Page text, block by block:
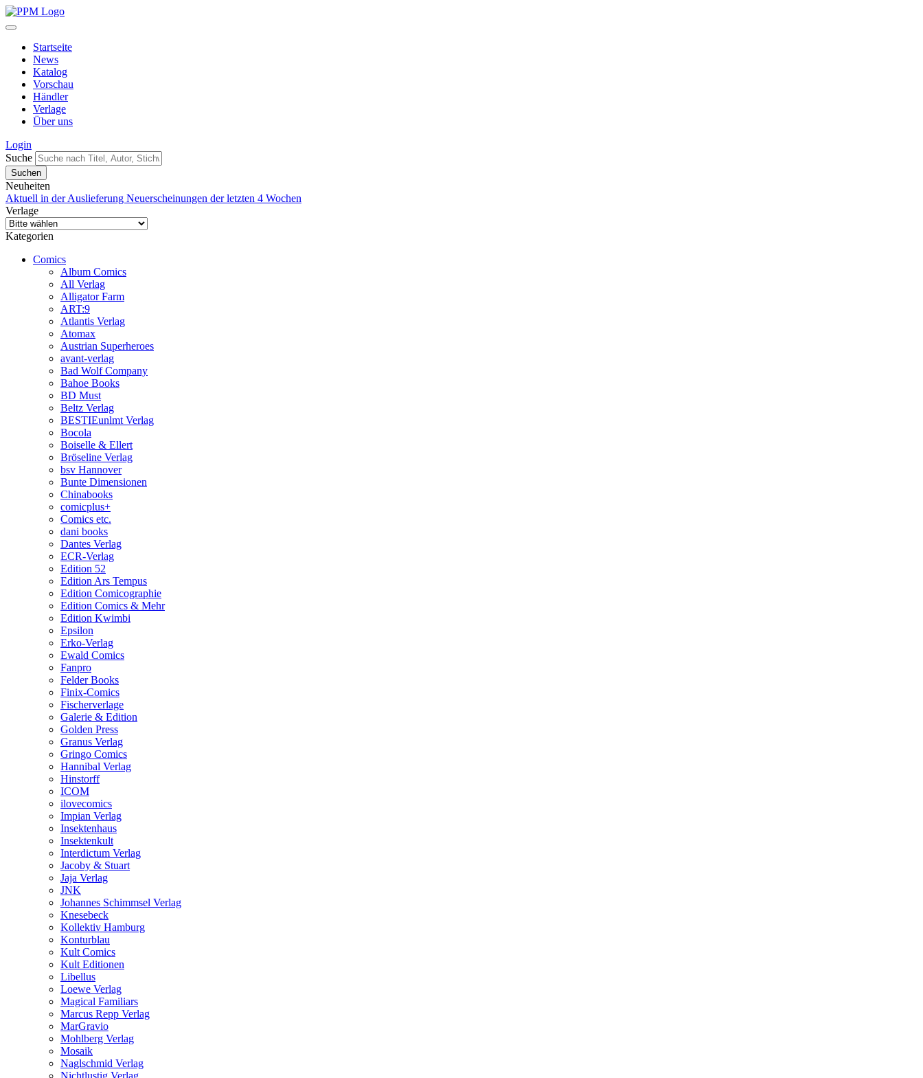
Startseite
News
Katalog
Vorschau
Händler
Verlage
Über uns
Login
Suche
Neuheiten
Aktuell in der Auslieferung Neuerscheinungen der letzten 4 Wochen
Verlage
Kategorien
Comics
Album Comics
All Verlag
Alligator Farm
ART:9
Atlantis Verlag
Atomax
Austrian Superheroes
avant-verlag
Bad Wolf Company
Bahoe Books
BD Must
Beltz Verlag
BESTIEunlmt Verlag
Bocola
Boiselle & Ellert
Bröseline Verlag
bsv Hannover
Bunte Dimensionen
Chinabooks
comicplus+
Comics etc.
dani books
Dantes Verlag
ECR-Verlag
Edition 52
Edition Ars Tempus
Edition Comicographie
Edition Comics & Mehr
Edition Kwimbi
Epsilon
Erko-Verlag
Ewald Comics
Fanpro
Felder Books
Finix-Comics
Fischerverlage
Galerie & Edition
Golden Press
Granus Verlag
Gringo Comics
Hannibal Verlag
Hinstorff
ICOM
ilovecomics
Impian Verlag
Insektenhaus
Insektenkult
Interdictum Verlag
Jacoby & Stuart
Jaja Verlag
JNK
Johannes Schimmsel Verlag
Knesebeck
Kollektiv Hamburg
Konturblau
Kult Comics
Kult Editionen
Libellus
Loewe Verlag
Magical Familiars
Marcus Repp Verlag
MarGravio
Mohlberg Verlag
Mosaik
Naglschmid Verlag
Nichtlustig Verlag